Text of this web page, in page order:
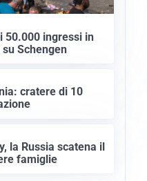
50.000 ingressi in
Schengen
cratere di 10
la Russia scatena il
famiglie